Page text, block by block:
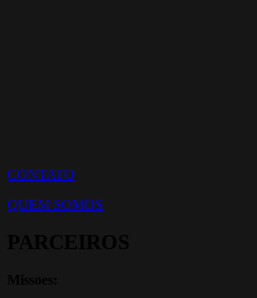
CONTATO
QUEM SOMOS